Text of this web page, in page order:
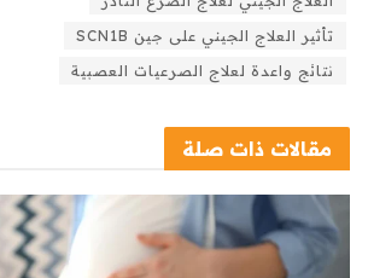
تأثير العلاج الجيني على جين SCN1B
نتائج واعدة لعلاج الصرعيات العصبية
مقالات ذات صلة